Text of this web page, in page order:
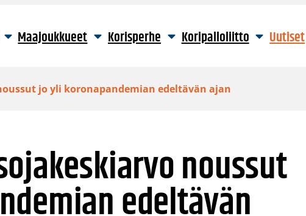
Maajoukkueet Korisperhe Koripalloliitto Uutiset
jo yli koronapandemian edeltävän ajan
noussut
edeltävän